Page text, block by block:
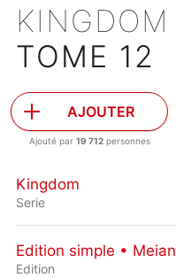
KINGDOM
TOME 12
AJOUTER
Ajouté par 19 712personnes
Kingdom
Serie
Edition simple • Meian
Edition